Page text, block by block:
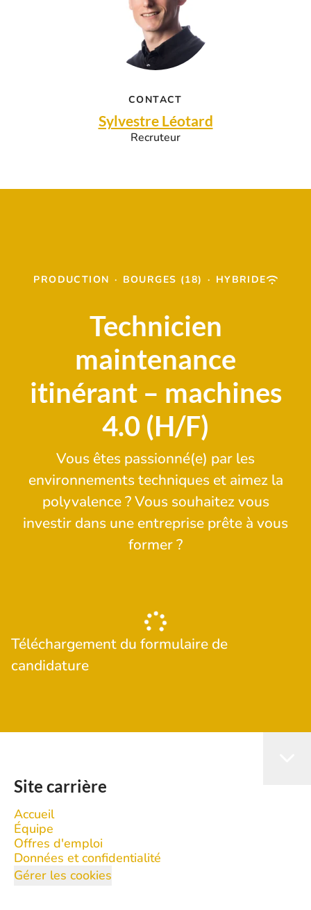
CONTACT
Sylvestre Léotard
Recruteur
PRODUCTION · BOURGES (18) · HYBRIDE
Technicien
maintenance
itinérant – machines
4.0 (H/F)
Vous êtes passionné(e) par les
environnements techniques et aimez la
polyvalence ? Vous souhaitez vous
investir dans une entreprise prête à vous
former ?
Téléchargement du formulaire de
candidature
Site carrière
Accueil
Équipe
Offres d'emploi
Données et confidentialité
Gérer les cookies